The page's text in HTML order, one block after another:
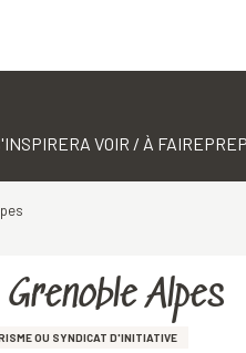
A VOIR / À FAIRE
Alpes
OU SYNDICAT D'INITIATIVE